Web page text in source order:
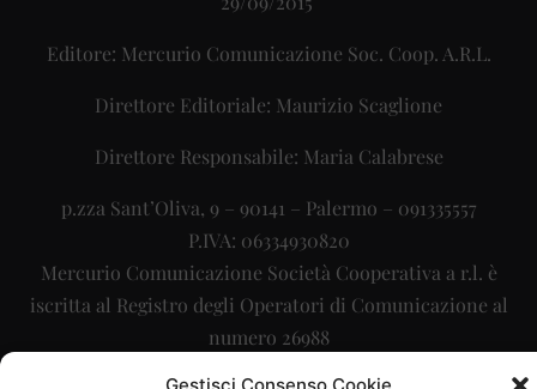
Editore: Mercurio Comunicazione Soc. Coop. A.R.L.
Direttore Editoriale: Maurizio Scaglione
Direttore Responsabile: Maria Calabrese
p.zza Sant’Oliva, 9 – 90141 – Palermo – 091335557
P.IVA: 06334930820
Mercurio Comunicazione Società Cooperativa a r.l. è
iscritta al Registro degli Operatori di Comunicazione al
numero 26988